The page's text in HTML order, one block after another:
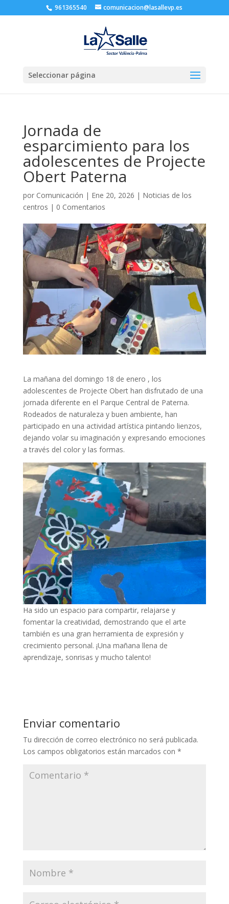
961365540 comunicacion@lasallevp.es
Seleccionar página
Jornada de
esparcimiento para los
adolescentes de Projecte
Obert Paterna
por Comunicación | Ene 20, 2026 | Noticias de los
centros | 0 Comentarios
La mañana del domingo 18 de enero , los
adolescentes de Projecte Obert han disfrutado de una
jornada diferente en el Parque Central de Paterna.
Rodeados de naturaleza y buen ambiente, han
participado en una actividad artística pintando lienzos,
dejando volar su imaginación y expresando emociones
a través del color y las formas.
Ha sido un espacio para compartir, relajarse y
fomentar la creatividad, demostrando que el arte
también es una gran herramienta de expresión y
crecimiento personal. ¡Una mañana llena de
aprendizaje, sonrisas y mucho talento!
Enviar comentario
Tu dirección de correo electrónico no será publicada.
Los campos obligatorios están marcados con *